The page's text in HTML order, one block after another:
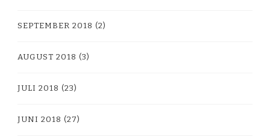
SEPTEMBER 2018 (2)
AUGUST 2018 (3)
JULI 2018 (23)
JUNI 2018 (27)